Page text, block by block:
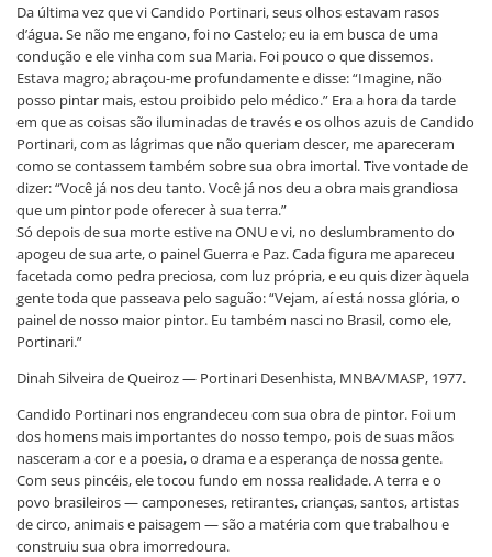
Da última vez que vi Candido Portinari, seus olhos estavam rasos
d’água. Se não me engano, foi no Castelo; eu ia em busca de uma
condução e ele vinha com sua Maria. Foi pouco o que dissemos.
Estava magro; abraçou-me profundamente e disse: “Imagine, não
posso pintar mais, estou proibido pelo médico.” Era a hora da tarde
em que as coisas são iluminadas de través e os olhos azuis de Candido
Portinari, com as lágrimas que não queriam descer, me apareceram
como se contassem também sobre sua obra imortal. Tive vontade de
dizer: “Você já nos deu tanto. Você já nos deu a obra mais grandiosa
que um pintor pode oferecer à sua terra.”
Só depois de sua morte estive na ONU e vi, no deslumbramento do
apogeu de sua arte, o painel Guerra e Paz. Cada figura me apareceu
facetada como pedra preciosa, com luz própria, e eu quis dizer àquela
gente toda que passeava pelo saguão: “Vejam, aí está nossa glória, o
painel de nosso maior pintor. Eu também nasci no Brasil, como ele,
Portinari.”
Dinah Silveira de Queiroz — Portinari Desenhista, MNBA/MASP, 1977.
Candido Portinari nos engrandeceu com sua obra de pintor. Foi um
dos homens mais importantes do nosso tempo, pois de suas mãos
nasceram a cor e a poesia, o drama e a esperança de nossa gente.
Com seus pincéis, ele tocou fundo em nossa realidade. A terra e o
povo brasileiros — camponeses, retirantes, crianças, santos, artistas
de circo, animais e paisagem — são a matéria com que trabalhou e
construiu sua obra imorredoura.